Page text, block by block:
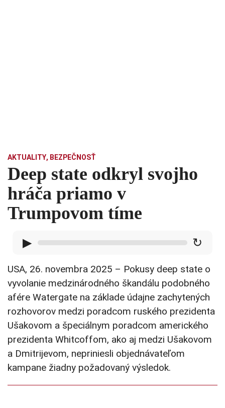
AKTUALITY, BEZPEČNOSŤ
Deep state odkryl svojho
hráča priamo v
Trumpovom tíme
▶ ↻
USA, 26. novembra 2025 – Pokusy deep state o
vyvolanie medzinárodného škandálu podobného
afére Watergate na základe údajne zachytených
rozhovorov medzi poradcom ruského prezidenta
Ušakovom a špeciálnym poradcom amerického
prezidenta Whitcoffom, ako aj medzi Ušakovom
a Dmitrijevom, nepriniesli objednávateľom
kampane žiadny požadovaný výsledok.